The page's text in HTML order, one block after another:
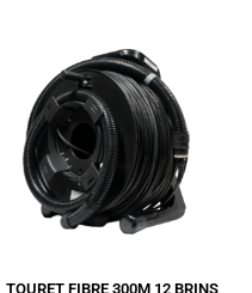
TOURET FIBRE 300M 12 BRINS